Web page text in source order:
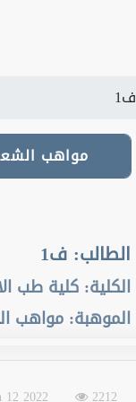
ف1
مواهب
مواهب
الطالب: ف1
الكلية: كلية طب
الموهبة: مواهب
2212
2022 Jan 12